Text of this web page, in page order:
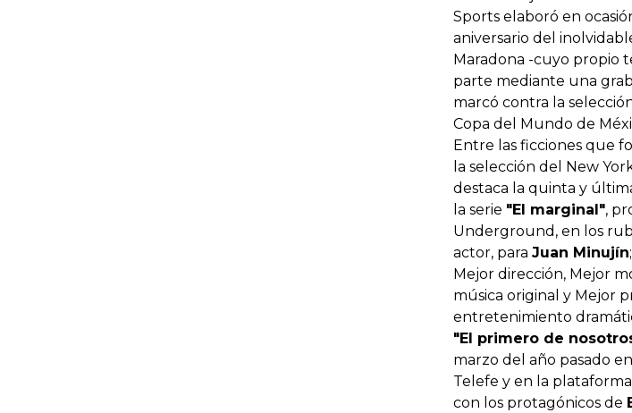
Sports elaboró en
aniversario del
Maradona -cuyo propio
parte mediante una
marcó contra la
Copa del Mundo de
Entre las ficciones que
la selección del New
destaca la quinta y
la serie "El marginal",
Underground, en los
actor, para Juan Minujín
Mejor dirección, Mejor
música original y Mejor
entretenimiento
"El primero de
marzo del año pasado
Telefe y en la
con los protagónicos de